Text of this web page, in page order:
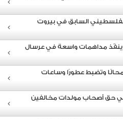
السابق في بيروت
ينفّذ مداهمات واسعة في عرسال
وتضبط عطورًا وساعات